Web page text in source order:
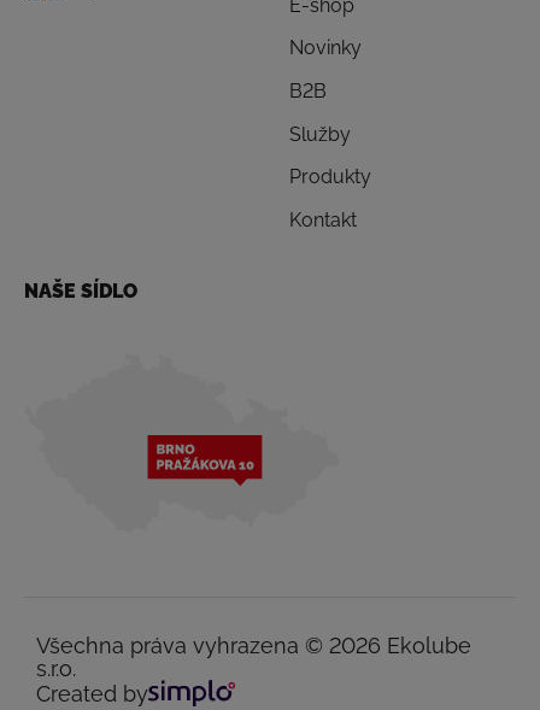
E-shop
Novinky
B2B
Služby
Produkty
Kontakt
NAŠE SÍDLO
Všechna práva vyhrazena © 2026 Ekolube
s.r.o.
Created by